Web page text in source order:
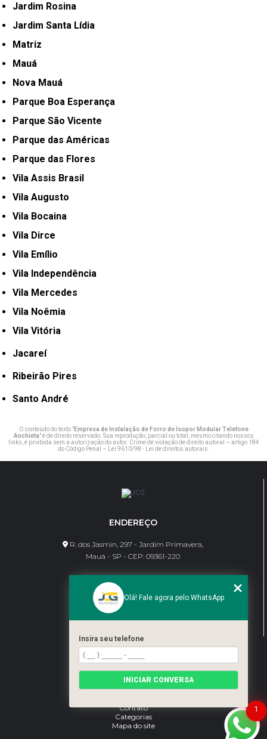
Jardim Rosina
Jardim Santa Lídia
Matriz
Mauá
Nova Mauá
Parque Boa Esperança
Parque São Vicente
Parque das Américas
Parque das Flores
Vila Assis Brasil
Vila Augusto
Vila Bocaina
Vila Dirce
Vila Emílio
Vila Independência
Vila Mercedes
Vila Noêmia
Vila Vitória
Jacareí
Ribeirão Pires
Santo André
O conteúdo do texto "Empresa de Instalação de Forro de Isopor Modular Telefone
Anchieta" é de direito reservado. Sua reprodução, parcial ou total, mesmo citando nossos
links, é proibida sem a autorização do autor. Crime de violação de direito autoral – artigo 184
do Código Penal – Lei 9610/98 - Lei de direitos autorais.
ENDEREÇO
R. dos Jasmin, 297 - Jardim Primavera,
Mauá - SP - CEP: 09361-220
CONTATO
(11) 95462-8630
bene@jcgdivisorias.com
Home
Sobre Nós
Serviços
Contato
Categorias
Mapa do site
1
Olá! Fale agora pelo WhatsApp
Insira seu telefone
INICIAR CONVERSA